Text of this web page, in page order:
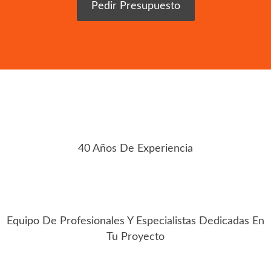
Pedir Presupuesto
40 Años De Experiencia
Equipo De Profesionales Y Especialistas Dedicadas En
Tu Proyecto